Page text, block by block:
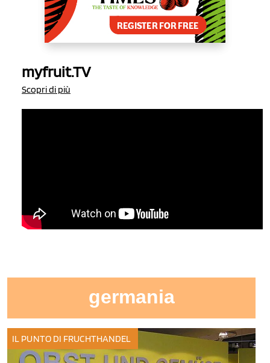
myfruit.TV
Scopri di più
germania
IL PUNTO DI FRUCHTHANDEL